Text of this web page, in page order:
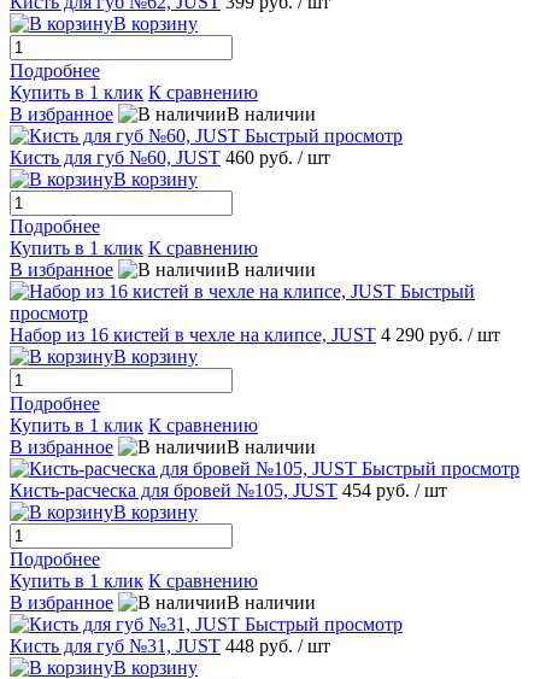
В корзину
Подробнее
Купить в 1 клик К сравнению
В избранное
В наличии
Быстрый просмотр
Кисть для губ №60, JUST 460 руб. / шт
В корзину
Подробнее
Купить в 1 клик К сравнению
В избранное
В наличии
Быстрый
просмотр
Набор из 16 кистей в чехле на клипсе, JUST 4 290 руб. / шт
В корзину
Подробнее
Купить в 1 клик К сравнению
В избранное
В наличии
Быстрый просмотр
Кисть-расческа для бровей №105, JUST 454 руб. / шт
В корзину
Подробнее
Купить в 1 клик К сравнению
В избранное
В наличии
Быстрый просмотр
Кисть для губ №31, JUST 448 руб. / шт
В корзину